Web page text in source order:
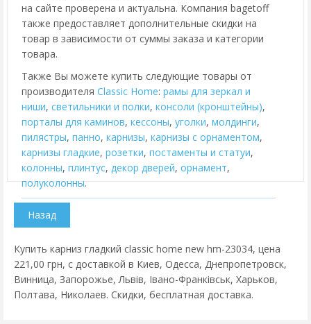
на сайте проверена и актуальна. Компания bagetoff
также предоставляет дополнительные скидки на
товар в зависимости от суммы заказа и категории
товара.
Также Вы можете купить следующие товары от
производителя Classic Home: рамы для зеркал и
ниши, cветильники и полки, консоли (кронштейны),
порталы для каминов, кессоны, уголки, молдинги,
пилястры, панно, карнизы, карнизы с орнаментом,
карнизы гладкие, розетки, постаменты и статуи,
колонны, плинтус, декор дверей, орнамент,
полуколонны.
Купить карниз гладкий classic home new hm-23034, цена
221,00 грн, с доставкой в Киев, Одесса, Днепропетровск,
Винница, Запорожье, Львів, Івано-Франківськ, Харьков,
Полтава, Николаев. Скидки, бесплатная доставка.